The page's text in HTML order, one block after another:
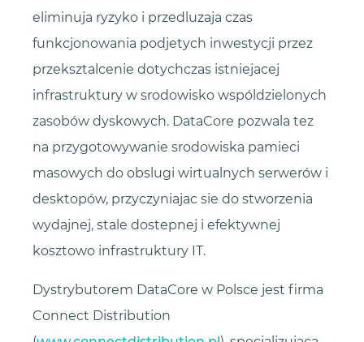
eliminuja ryzyko i przedluzaja czas
funkcjonowania podjetych inwestycji przez
przeksztalcenie dotychczas istniejacej
infrastruktury w srodowisko wspóldzielonych
zasobów dyskowych. DataCore pozwala tez
na przygotowywanie srodowiska pamieci
masowych do obslugi wirtualnych serwerów i
desktopów, przyczyniajac sie do stworzenia
wydajnej, stale dostepnej i efektywnej
kosztowo infrastruktury IT.
Dystrybutorem DataCore w Polsce jest firma
Connect Distribution